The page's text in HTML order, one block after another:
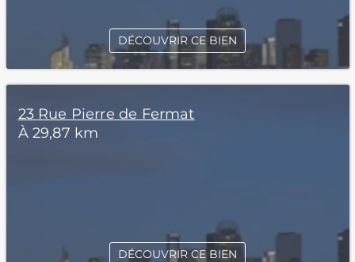
DÉCOUVRIR CE BIEN
23 Rue Pierre de Fermat
À 29,87 km
DÉCOUVRIR CE BIEN